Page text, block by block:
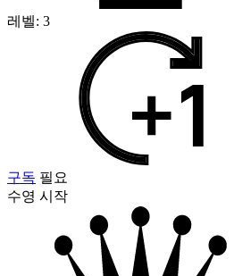
레벨: 3
구독 필요
수영 시작